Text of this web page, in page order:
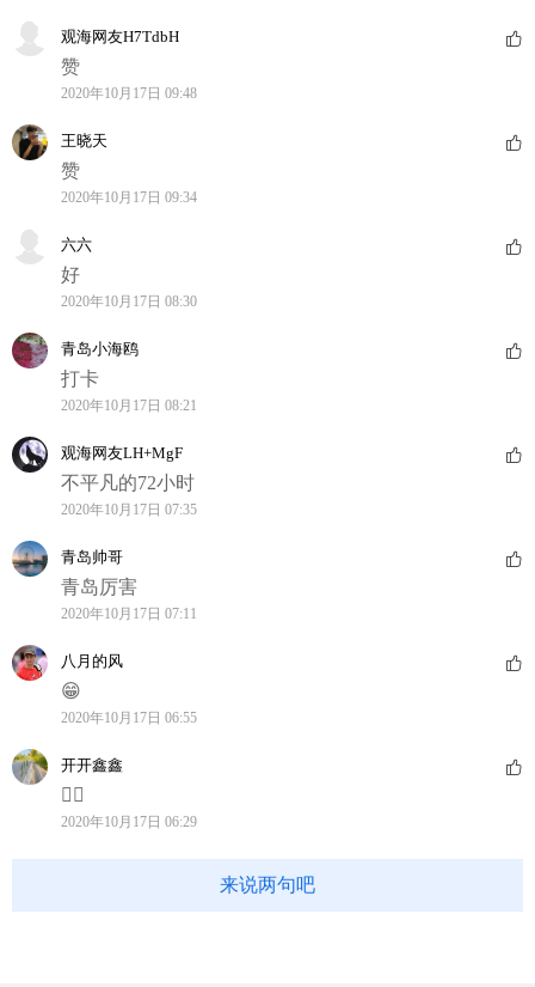
观海网友H7TdbH
赞
2020年10月17日 09:48
王晓天
赞
2020年10月17日 09:34
六六
好
2020年10月17日 08:30
青岛小海鸥
打卡
2020年10月17日 08:21
观海网友LH+MgF
不平凡的72小时
2020年10月17日 07:35
青岛帅哥
青岛厉害
2020年10月17日 07:11
八月的风
😁
2020年10月17日 06:55
开开鑫鑫
👍🏻
2020年10月17日 06:29
来说两句吧